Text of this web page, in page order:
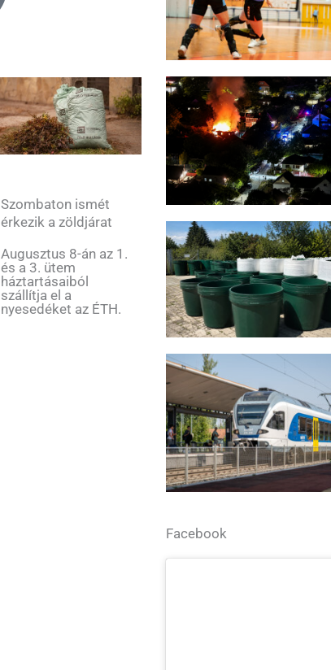
Szombaton ismét
érkezik a zöldjárat
Augusztus 8-án az 1.
és a 3. ütem
háztartásaiból
szállítja el a
nyesedéket az ÉTH.
Facebook